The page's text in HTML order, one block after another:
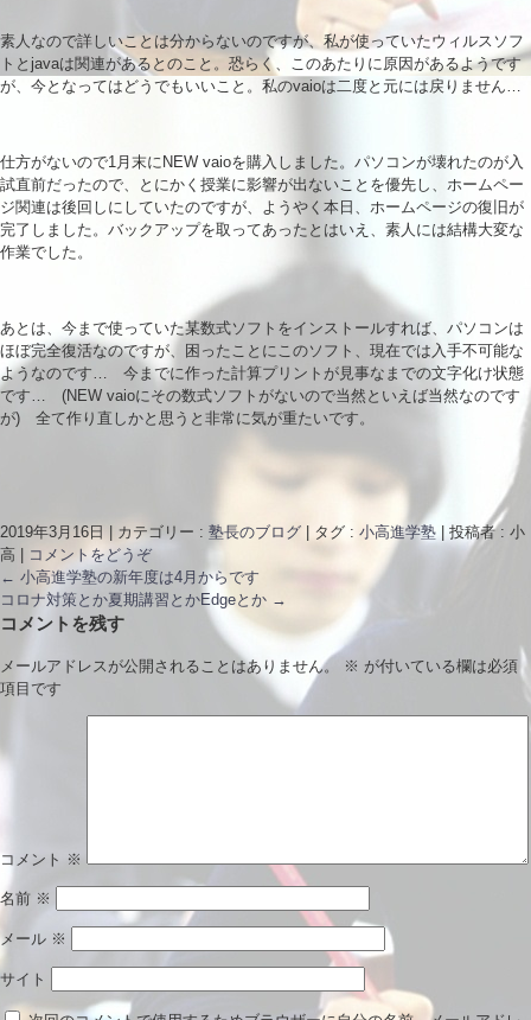
素人なので詳しいことは分からないのですが、私が使っていたウィルスソフ
トとjavaは関連があるとのこと。恐らく、このあたりに原因があるようです
が、今となってはどうでもいいこと。私のvaioは二度と元には戻りません…
仕方がないので1月末にNEW vaioを購入しました。パソコンが壊れたのが入
試直前だったので、とにかく授業に影響が出ないことを優先し、ホームペー
ジ関連は後回しにしていたのですが、ようやく本日、ホームページの復旧が
完了しました。バックアップを取ってあったとはいえ、素人には結構大変な
作業でした。
あとは、今まで使っていた某数式ソフトをインストールすれば、パソコンは
ほぼ完全復活なのですが、困ったことにこのソフト、現在では入手不可能な
ようなのです… 今までに作った計算プリントが見事なまでの文字化け状態
です… (NEW vaioにその数式ソフトがないので当然といえば当然なのです
が) 全て作り直しかと思うと非常に気が重たいです。
2019年3月16日 カテゴリー : 塾長のブログ タグ : 小高進学塾
投稿者 : 小
高
コメントをどうぞ
← 小高進学塾の新年度は4月からです
コロナ対策とか夏期講習とかEdgeとか →
コメントを残す
メールアドレスが公開されることはありません。 ※ が付いている欄は必須
項目です
コメント ※
名前 ※
メール ※
サイト